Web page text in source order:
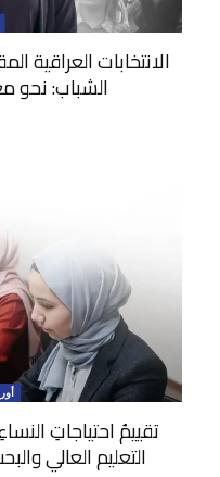
الانتخابات العراقية
الشباب: نحو
تقييمُ احتياجاتِ
التعليم العالي